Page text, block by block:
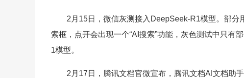
2月15日，微信灰测接入DeepSeek-R1模型。部
索框，点开会出现一个“AI搜索”功能，灰色测试中只有
1模型。
2月17日，腾讯文档官微宣布，腾讯文档AI文档助